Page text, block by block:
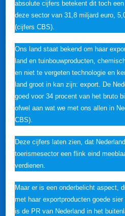
absolute cijfers betekent dit toch
deze sector van 31,8 miljard euro,
(cijfers CBS).
Ons land staat bekend om haar
land en tuinbouwproducten,
en niet te vergeten technologie en
land groot in kan zijn: export. De
goed voor 34 procent van het bruto
ofwel aan wat we met ons allen in
CBS).
Deze cijfers laten zien, dat
toerismesector een flink eind
verdienen.
Maar er is een onderbelicht aspect,
met haar exportproducten goede
is de PR van Nederland in het